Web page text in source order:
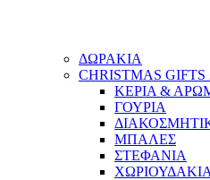
ΔΩΡΑΚΙΑ
CHRISTMAS GIFTS
ΚΕΡΙΑ &
ΓΟΥΡΙΑ
ΜΠΑΛΕΣ
ΣΤΕΦΑΝΙΑ
ΧΩΡΙΟΥΔΑΚΙΑ